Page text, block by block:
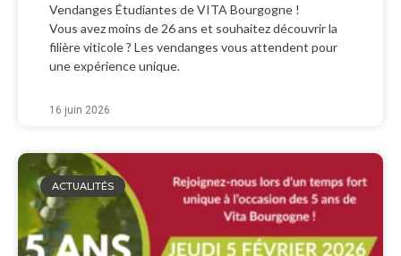
Vendanges Étudiantes de VITA Bourgogne !
Vous avez moins de 26 ans et souhaitez découvrir la
filière viticole ? Les vendanges vous attendent pour
une expérience unique.
16 juin 2026
ACTUALITÉS